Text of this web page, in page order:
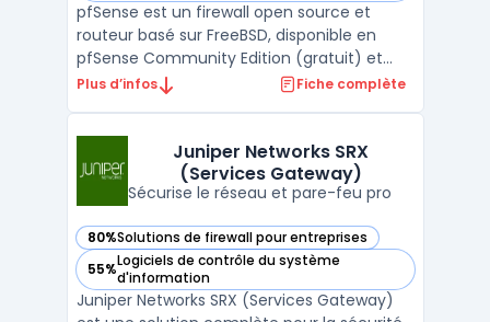
pfSense est un firewall open source et
routeur basé sur FreeBSD, disponible en
pfSense Community Edition (gratuit) et
pfSense Plus (avec services et support). La
Pour les organisations cherchant une
consolidation rése ...
Plus d’infos Fiche complète
Juniper Networks SRX
(Services Gateway)
Sécurise le réseau et pare-feu pro
80%Solutions de firewall pour entreprises
— voir Juniper Networks SRX (Services Gateway) dans
55%Logiciels de contrôle du système
d'information
— voir Juniper Networks SRX (Services Gateway) dans
Juniper Networks SRX (Services Gateway)